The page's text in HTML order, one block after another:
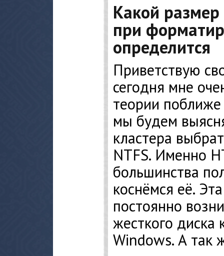
Какой
при
определится
Приветствую
сегодня мне
теории поближе
мы будем
кластера
NTFS. Именно
большинства
коснёмся её.
постоянно
жесткого диска
Windows. А так